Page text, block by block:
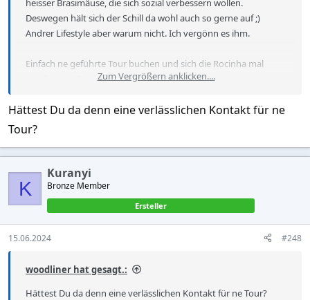
heisser Brasimäuse, die sich sozial verbessern wollen.
Deswegen hält sich der Schill da wohl auch so gerne auf ;)
Andrer Lifestyle aber warum nicht. Ich vergönn es ihm.
Einfach ne geführte Tour buchen und sich die Rocinha mal
anschauen. Ganz easy da.Zum Vergrößern anklicken....
Hättest Du da denn eine verlässlichen Kontakt für ne
Tour?
K
Kuranyi
Bronze Member
Ersteller
15.06.2024 #248
woodliner hat gesagt.:
Hättest Du da denn eine verlässlichen Kontakt für ne Tour?